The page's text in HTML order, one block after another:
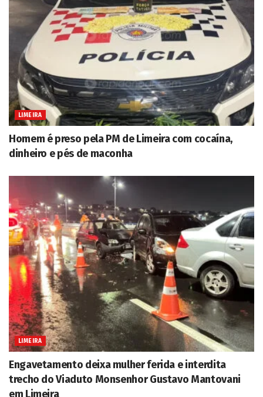
LIMEIRA
Homem é preso pela PM de Limeira com cocaína,
dinheiro e pés de maconha
LIMEIRA
Engavetamento deixa mulher ferida e interdita
trecho do Viaduto Monsenhor Gustavo Mantovani
em Limeira